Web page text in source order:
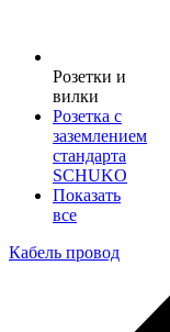
Розетки и
вилки
Розетка с
заземлением
стандарта
SCHUKO
Показать
все
Кабель провод